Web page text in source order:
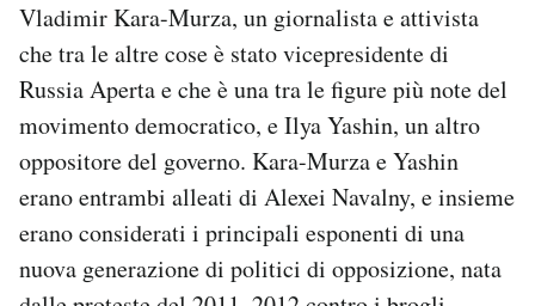
Vladimir Kara-Murza, un giornalista e attivista
che tra le altre cose è stato vicepresidente di
Russia Aperta e che è una tra le figure più note del
movimento democratico, e Ilya Yashin, un altro
oppositore del governo. Kara-Murza e Yashin
erano entrambi alleati di Alexei Navalny, e insieme
erano considerati i principali esponenti di una
nuova generazione di politici di opposizione, nata